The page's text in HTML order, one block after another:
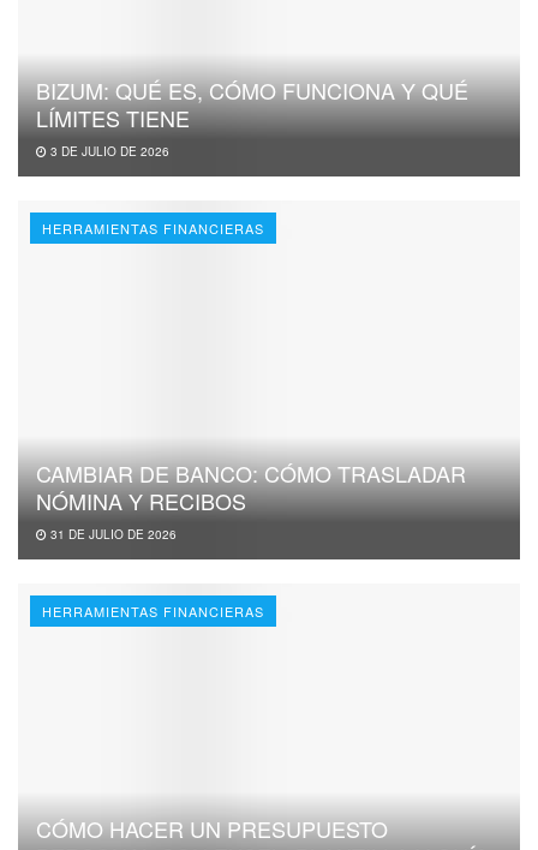
BIZUM: QUÉ ES, CÓMO FUNCIONA Y QUÉ
LÍMITES TIENE
3 DE JULIO DE 2026
HERRAMIENTAS FINANCIERAS
CAMBIAR DE BANCO: CÓMO TRASLADAR
NÓMINA Y RECIBOS
31 DE JULIO DE 2026
HERRAMIENTAS FINANCIERAS
CÓMO HACER UN PRESUPUESTO